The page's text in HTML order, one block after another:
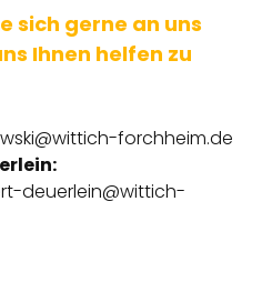
sich gerne an uns
Ihnen helfen zu
forchheim.de
deuerlein@wittich-